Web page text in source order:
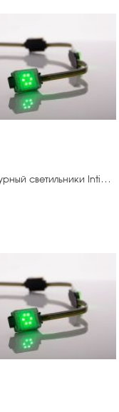
Архитектурный светильники IntiDOT-30.500 IMF6-0,3FC-120CL24